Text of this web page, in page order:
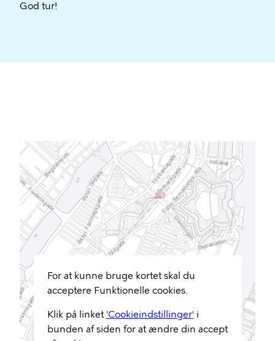
God tur!
For at kunne bruge kortet skal du
acceptere Funktionelle cookies.
Klik på linket 'Cookieindstillinger'i
bunden af siden for at ændre din accept